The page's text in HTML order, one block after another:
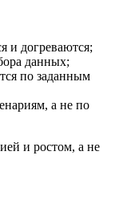
и догреваются;
данных;
по заданным
а не по
и ростом, а не